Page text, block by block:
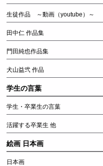
生徒作品 ～動画（youtube）～
田中仁 作品集
門田純也作品集
犬山益弐 作品
学生の言葉
学生・卒業生の言葉
活躍する卒業生 他
絵画 日本画
日本画